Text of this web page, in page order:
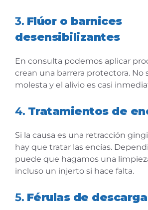
3. Flúor o barnices
desensibilizantes
En consulta podemos aplicar
crean una barrera protectora. No
molesta y el alivio es casi
4. Tratamientos de
Si la causa es una retracción
hay que tratar las encías.
puede que hagamos una
incluso un injerto si hace falta.
5. Férulas de descarga